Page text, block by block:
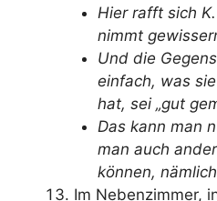
Hier rafft sich
nimmt
Und die
einfach, was
hat, sei „gut
Das kann man
man auch
können,
Im Nebenzimmer,